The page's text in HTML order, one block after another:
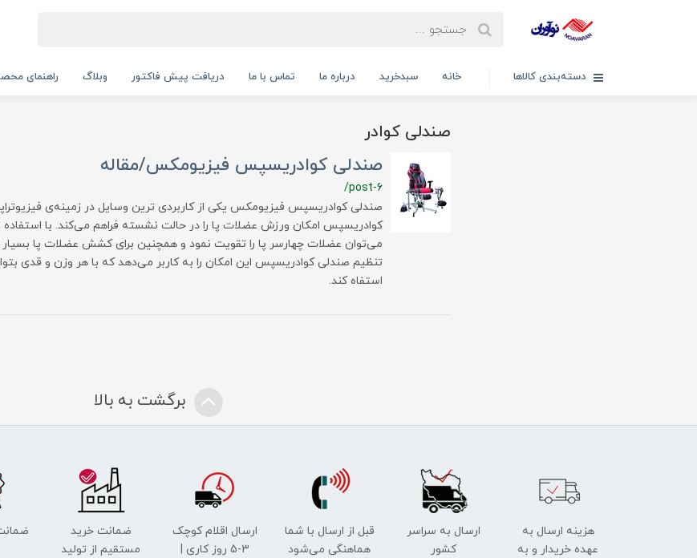
دسته‌بندی کالاها خانه سبدخرید درباره ما تماس با ما دریافت پیش فاکتور وبلاگ راهنمای
صندلی کوادر
صندلی کوادریسپس فیزیومکس/مقاله
/post-6
صندلی کوادریسپس فیزیومکس یکی از کاربردی ترین وسایل در زمینه‌ی
کوادریسپس امکان ورزش عضلات پا را در حالت نشسته فراهم می‌کند. با
می‌توان عضلات چهارسر پا را تقویت نمود و همچنین برای کشش عضلات پا
تنظیم صندلی کوادریسپس این امکان را به کاربر می‌دهد که با هر وزن و قدی
استفاه کند.
برگشت به بالا
هزینه ارسال به
عهده خریدار و به
ارسال به سراسر
کشور
قبل از ارسال با شما
هماهنگی می‌شود
ارسال اقلام کوچک
3-5 روز کاری |
ضمانت خرید
مستقیم از تولید